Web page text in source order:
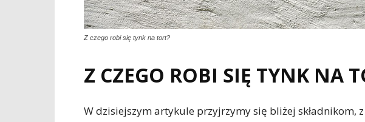
Z czego robi się tynk na tort?
Z CZEGO ROBI SIĘ TYNK NA
W dzisiejszym artykule przyjrzymy się bliżej składnikom,